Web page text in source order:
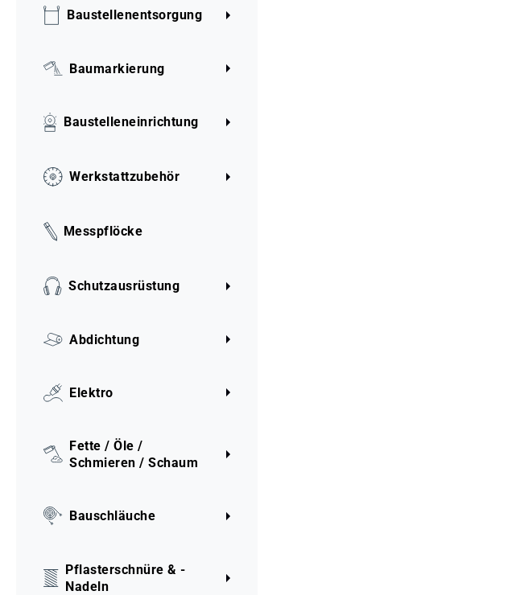
Baustellenentsorgung
Baumarkierung
Baustelleneinrichtung
Werkstattzubehör
Messpflöcke
Schutzausrüstung
Abdichtung
Elektro
Fette / Öle /
Schmieren / Schaum
Bauschläuche
Pflasterschnüre & -
Nadeln